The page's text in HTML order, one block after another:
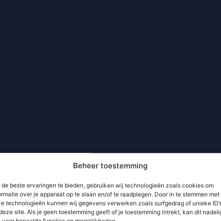
Beheer toestemming
de beste ervaringen te bieden, gebruiken wij technologieën zoals cookies om
over je apparaat op te slaan en/of te raadplegen. Door in te stemmen met
technologieën kunnen wij gegevens verwerken zoals surfgedrag of unieke
site. Als je geen toestemming geeft of je toestemming intrekt, kan dit